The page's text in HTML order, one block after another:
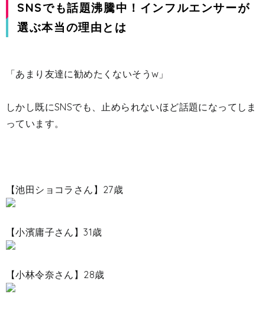
SNSでも話題沸騰中！インフルエンサーが
選ぶ本当の理由とは
「あまり友達に勧めたくないそうw」
しかし既にSNSでも、止められないほど話題になってしま
っています。
【池田ショコラさん】27歳
【小濱庸子さん】31歳
【小林令奈さん】28歳